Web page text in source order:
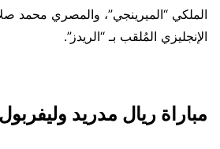
الملكي “الميرينجي”، والمصري محمد
الإنجليزي المُلقب بـ “الريدز”.
مباراة ريال مدريد وليفربول